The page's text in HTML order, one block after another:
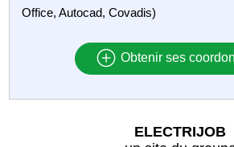
Office, Autocad, Covadis)
Obtenir ses
ELECTRIJOB